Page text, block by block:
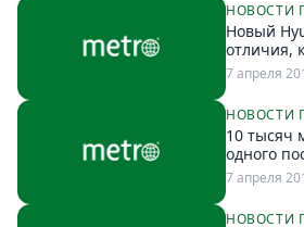
НОВОСТИ
Новый
отличия,
7 апреля
НОВОСТИ
10 тысяч
одного
7 апреля
НОВОСТИ